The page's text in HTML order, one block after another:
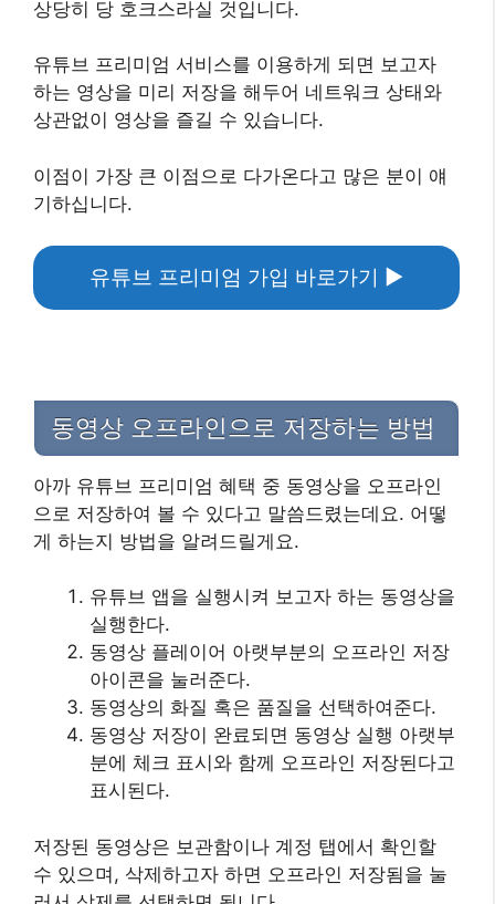
상당히 당 호크스라실 것입니다.
유튜브 프리미엄 서비스를 이용하게 되면 보고자
하는 영상을 미리 저장을 해두어 네트워크 상태와
상관없이 영상을 즐길 수 있습니다.
이점이 가장 큰 이점으로 다가온다고 많은 분이 얘
기하십니다.
유튜브 프리미엄 가입 바로가기 ▶
동영상 오프라인으로 저장하는 방법
아까 유튜브 프리미엄 혜택 중 동영상을 오프라인
으로 저장하여 볼 수 있다고 말씀드렸는데요. 어떻
게 하는지 방법을 알려드릴게요.
유튜브 앱을 실행시켜 보고자 하는 동영상을
실행한다.
동영상 플레이어 아랫부분의 오프라인 저장
아이콘을 눌러준다.
동영상의 화질 혹은 품질을 선택하여준다.
동영상 저장이 완료되면 동영상 실행 아랫부
분에 체크 표시와 함께 오프라인 저장된다고
표시된다.
저장된 동영상은 보관함이나 계정 탭에서 확인할
수 있으며, 삭제하고자 하면 오프라인 저장됨을 눌